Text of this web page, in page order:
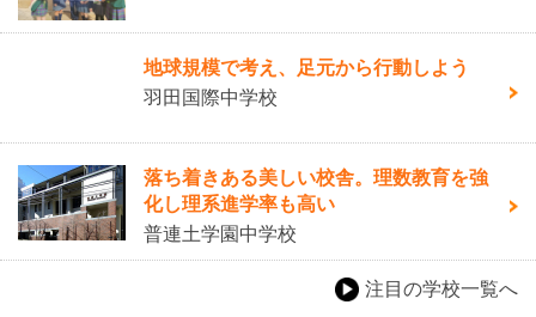
地球規模で考え、足元から行動しよう
羽田国際中学校
落ち着きある美しい校舎。理数教育を強
化し理系進学率も高い
普連土学園中学校
注目の学校一覧へ